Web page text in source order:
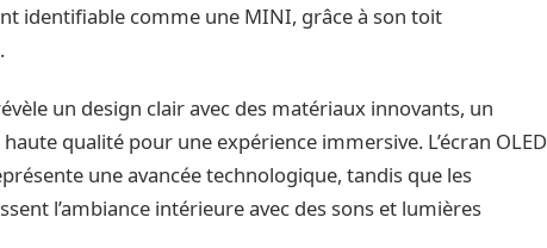
identifiable comme une MINI, grâce à son toit
un design clair avec des matériaux innovants, un
qualité pour une expérience immersive. L’écran OLED
une avancée technologique, tandis que les
l’ambiance intérieure avec des sons et lumières